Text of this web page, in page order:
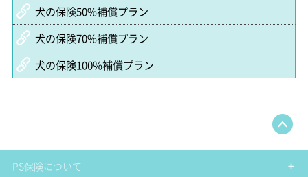
犬の保険50%補償プラン
犬の保険70%補償プラン
犬の保険100%補償プラン
PS保険について